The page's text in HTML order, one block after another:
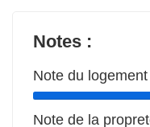
Notes :
Note du
Note de la